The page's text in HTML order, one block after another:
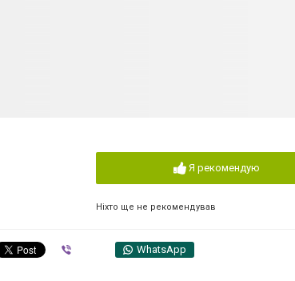
Я рекомендую
Ніхто ще не рекомендував
WhatsApp